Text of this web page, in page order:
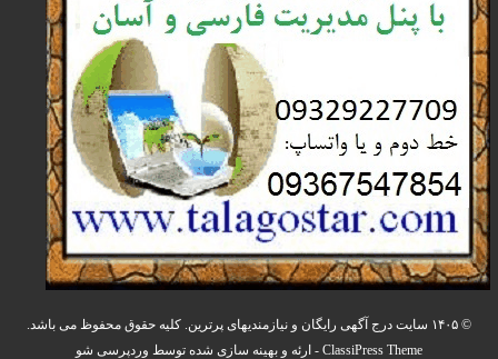
© ۱۴۰۵ سایت درج آگهی رایگان و نیازمندیهای پرترین. کلیه حقوق محفوظ می باشد.
ClassiPress Theme - ارئه و بهینه سازی شده توسط وردپرسی شو